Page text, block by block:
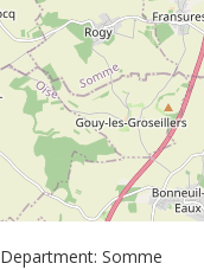
Department: Somme